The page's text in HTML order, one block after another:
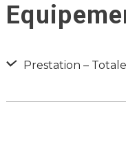
Prestation –